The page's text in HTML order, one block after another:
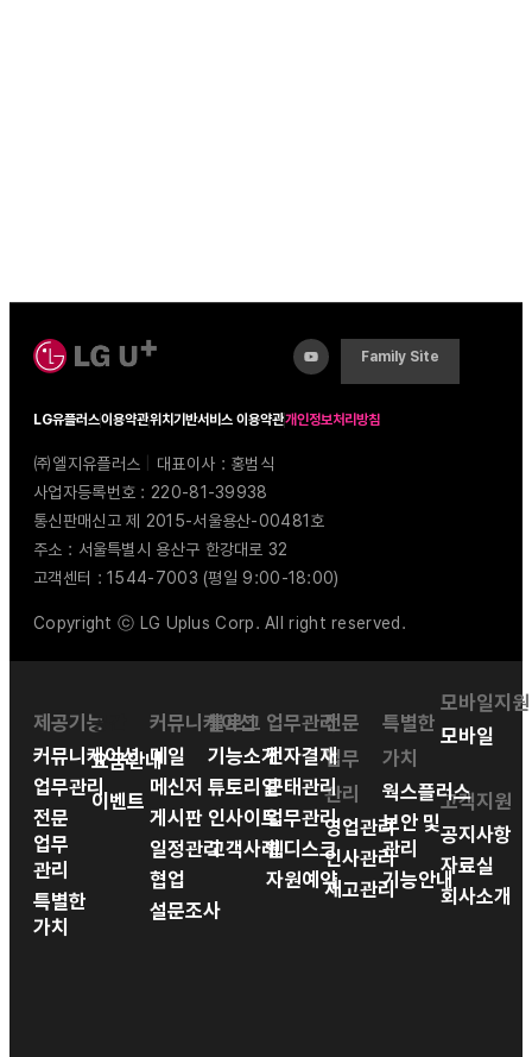
Family Site
LG유플러스이용약관위치기반서비스 이용약관개인정보처리방침
㈜엘지유플러스
대표이사 : 홍범식
사업자등록번호 : 220-81-39938
통신판매신고 제 2015-서울용산-00481호
주소 : 서울특별시 용산구 한강대로 32
고객센터 : 1544-7003 (평일 9:00-18:00)
Copyright ⓒ LG Uplus Corp. All right reserved.
제공기능
커뮤니케이션
업무관리
전문
업무
관리
특별한
가치
공간
요금안내
이벤트
커뮤니케이션
메일
메신저
게시판
일정관리
협업
설문조사
블로그
기능소개
튜토리얼
인사이트
고객사례
업무관리
전자결재
근태관리
업무관리
웹디스크
자원예약
전문
업무
관리
영업관리
인사관리
재고관리
특별한
가치
웍스플러스
보안 및
관리
기능안내
모바일지원
모바일
고객지원
공지사항
자료실
회사소개